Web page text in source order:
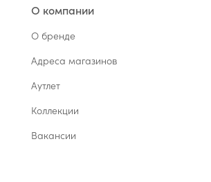
О компании
О бренде
Адреса магазинов
Аутлет
Коллекции
Вакансии